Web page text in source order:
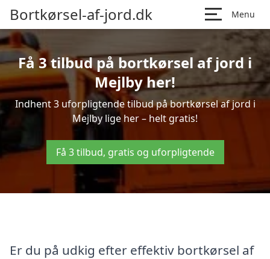
Bortkørsel-af-jord.dk Menu
Få 3 tilbud på bortkørsel af jord i
Mejlby her!
Indhent 3 uforpligtende tilbud på bortkørsel af jord i
Mejlby lige her – helt gratis!
Få 3 tilbud, gratis og uforpligtende
Er du på udkig efter effektiv bortkørsel af